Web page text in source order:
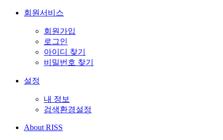
회원서비스
회원가입
로그인
아이디 찾기
비밀번호 찾기
설정
내 정보
검색환경설정
About RISS